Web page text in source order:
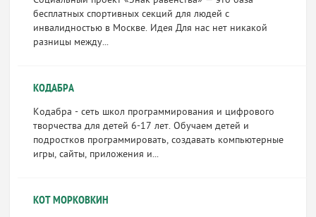
бесплатных спортивных секций для людей с
инвалидностью в Москве. Идея Для нас нет никакой
разницы между...
КОДАБРА
Кодабра - сеть школ программирования и цифрового
творчества для детей 6-17 лет. Обучаем детей и
подростков программировать, создавать компьютерные
игры, сайты, приложения и...
КОТ МОРКОВКИН